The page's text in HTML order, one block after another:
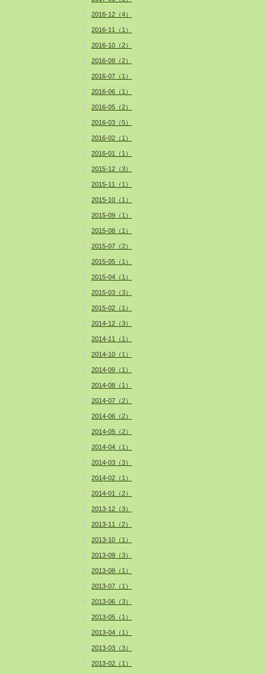
2016-12（4）
2016-11（1）
2016-10（2）
2016-08（2）
2016-07（1）
2016-06（1）
2016-05（2）
2016-03（5）
2016-02（1）
2016-01（1）
2015-12（3）
2015-11（1）
2015-10（1）
2015-09（1）
2015-08（1）
2015-07（2）
2015-05（1）
2015-04（1）
2015-03（3）
2015-02（1）
2014-12（3）
2014-11（1）
2014-10（1）
2014-09（1）
2014-08（1）
2014-07（2）
2014-06（2）
2014-05（2）
2014-04（1）
2014-03（3）
2014-02（1）
2014-01（2）
2013-12（3）
2013-11（2）
2013-10（1）
2013-09（3）
2013-08（1）
2013-07（1）
2013-06（3）
2013-05（1）
2013-04（1）
2013-03（3）
2013-02（1）